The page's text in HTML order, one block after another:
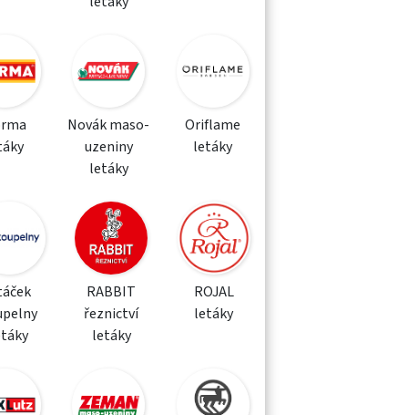
Novák maso-
uzeniny
letáky
Oriflame
letáky
RABBIT
řeznictví
letáky
ROJAL
letáky